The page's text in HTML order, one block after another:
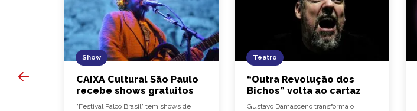
Show
CAIXA Cultural São Paulo
recebe shows gratuitos
"Festival Palco Brasil" tem shows de
Teatro
“Outra Revolução dos
Bichos” volta ao cartaz
Gustavo Damasceno transforma o